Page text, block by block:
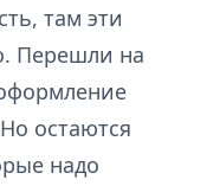
там эти
Перешли на
остаются
надо